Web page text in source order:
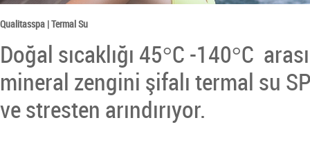
Qualitasspa | Termal Su
Doğal sıcaklığı 45°C -140°C
mineral zengini şifalı termal su
ve stresten arındırıyor.